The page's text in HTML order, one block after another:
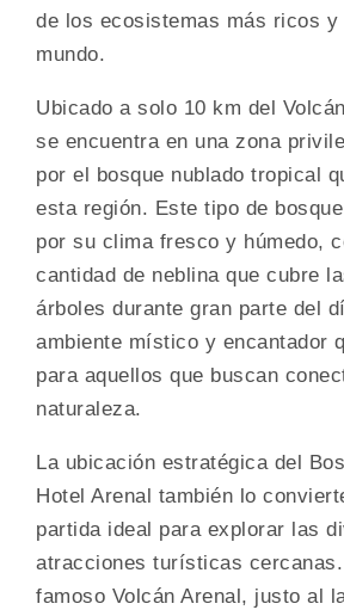
de los ecosistemas más ricos y
mundo.
Ubicado a solo 10 km del
se encuentra en una zona
por el bosque nublado tropical
esta región. Este tipo de
por su clima fresco y húmedo,
cantidad de neblina que cubre
árboles durante gran parte del
ambiente místico y encantador
para aquellos que buscan
naturaleza.
La ubicación estratégica del
Hotel Arenal también lo
partida ideal para explorar las
atracciones turísticas cercanas.
famoso Volcán Arenal, justo al